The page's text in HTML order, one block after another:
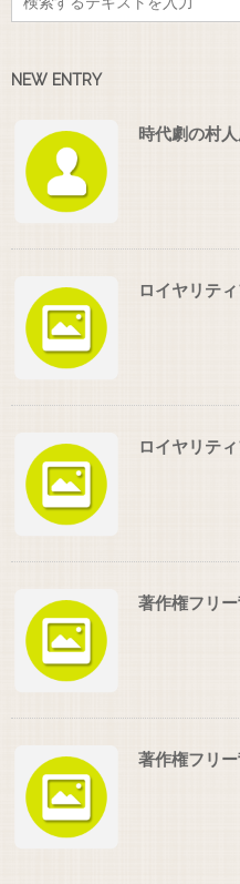
NEW ENTRY
時代劇の村
ロイヤリテ
ロイヤリテ
著作権フリ
著作権フリ